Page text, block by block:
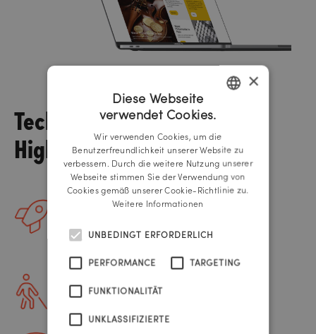
Tech
Highlights
wurde für Produkt-Infos, Preise,
Rechnungslegung etc. integriert
WCAG zertifiziert
für höchste Barrierefreiheit
GERMAN
×
Diese Webseite
verwendet Cookies.
Wir verwenden Cookies, um die
Benutzerfreundlichkeit unserer Website zu
verbessern. Durch die weitere Nutzung unserer
Webseite stimmen Sie der Verwendung von
Cookies gemäß unserer Cookie-Richtlinie zu.
Weitere Informationen
UNBEDINGT ERFORDERLICH
PERFORMANCE TARGETING
FUNKTIONALITÄT
UNKLASSIFIZIERTE